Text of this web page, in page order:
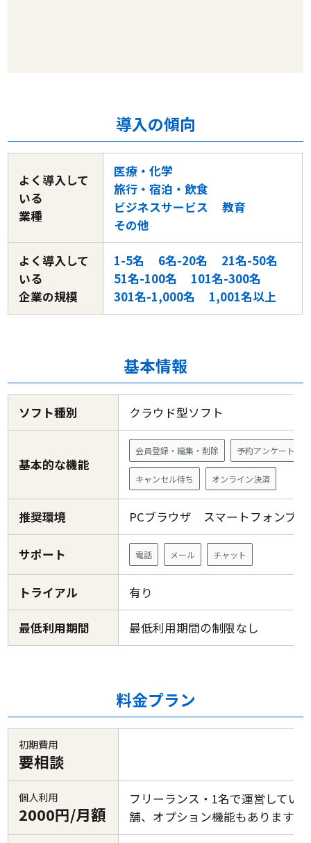
導入の傾向
よく導入して
いる
業種
医療・化学
旅行・宿泊・飲食
ビジネスサービス
教育
その他
よく導入して
いる
企業の規模
1-5名 6名-20名
21名-50名
51名-100名
101名-300名
301名-1,000名
1,001名以上
基本情報
ソフト種別 クラウド型ソフト
基本的な機能
会員登録・編集・削除 予約アンケート
キャンセル待ち オンライン決済
推奨環境 PCブラウザ スマートフォンブ
サポート 電話 メール チャット
トライアル 有り
最低利用期間 最低利用期間の制限なし
料金プラン
初期費用
要相談
個人利用
2000円/月額
フリーランス・1名で運営してい
舗、オプション機能もあります。